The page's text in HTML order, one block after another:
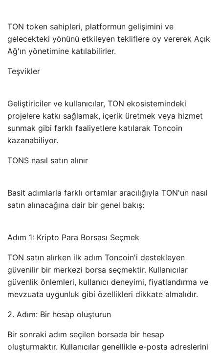
TON token sahipleri, platformun gelişimini ve
gelecekteki yönünü etkileyen tekliflere oy vererek Açık
Ağ'ın yönetimine katılabilirler.
Teşvikler
Geliştiriciler ve kullanıcılar, TON ekosistemindeki
projelere katkı sağlamak, içerik üretmek veya hizmet
sunmak gibi farklı faaliyetlere katılarak Toncoin
kazanabiliyor.
TONS nasıl satın alınır
Basit adımlarla farklı ortamlar aracılığıyla TON'un nasıl
satın alınacağına dair bir genel bakış:
Adım 1: Kripto Para Borsası Seçmek
TON satın alırken ilk adım Toncoin'i destekleyen
güvenilir bir merkezi borsa seçmektir. Kullanıcılar
güvenlik önlemleri, kullanıcı deneyimi, fiyatlandırma ve
mevzuata uygunluk gibi özellikleri dikkate almalıdır.
2. Adım: Bir hesap oluşturun
Bir sonraki adım seçilen borsada bir hesap
oluşturmaktır. Kullanıcılar genellikle e-posta adreslerini